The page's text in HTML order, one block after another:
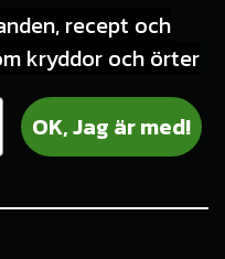
recept och
kryddor och örter
OK, Jag är med!